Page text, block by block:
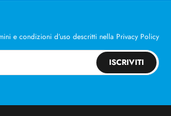
e condizioni d’uso descritti nella Privacy Policy
ISCRIVITI